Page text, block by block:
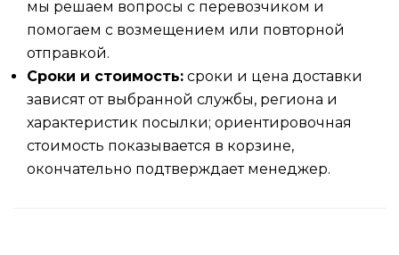
мы решаем вопросы с перевозчиком и
помогаем с возмещением или повторной
отправкой.
Сроки и стоимость: сроки и цена доставки
зависят от выбранной службы, региона и
характеристик посылки; ориентировочная
стоимость показывается в корзине,
окончательно подтверждает менеджер.